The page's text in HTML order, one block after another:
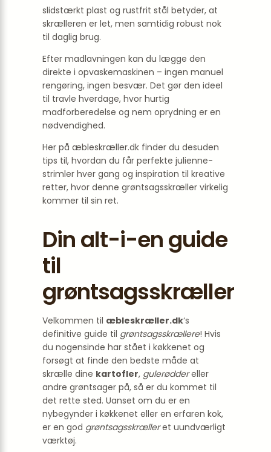
slidstærkt plast og rustfrit stål betyder, at
skrælleren er let, men samtidig robust nok
til daglig brug.
Efter madlavningen kan du lægge den
direkte i opvaskemaskinen – ingen manuel
rengøring, ingen besvær. Det gør den ideel
til travle hverdage, hvor hurtig
madforberedelse og nem oprydning er en
nødvendighed.
Her på æbleskræller.dk finder du desuden
tips til, hvordan du får perfekte julienne-
strimler hver gang og inspiration til kreative
retter, hvor denne grøntsagsskræller virkelig
kommer til sin ret.
Din alt-i-en guide
til
grøntsagsskræller
Velkommen til æbleskræller.dk‘s
definitive guide til grøntsagsskrællere! Hvis
du nogensinde har stået i køkkenet og
forsøgt at finde den bedste måde at
skrælle dine kartofler, gulerøddereller
andre grøntsager på, så er du kommet til
det rette sted. Uanset om du er en
nybegynder i køkkenet eller en erfaren kok,
er en god grøntsagsskrælleret uundværligt
værktøj.